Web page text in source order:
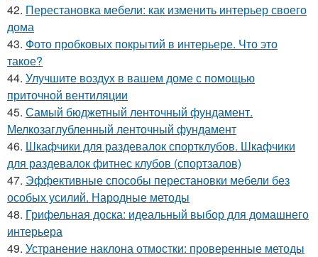
42. Перестановка мебели: как изменить интерьер своего
дома
43. Фото пробковых покрытий в интерьере. Что это
такое?
44. Улучшите воздух в вашем доме с помощью
приточной вентиляции
45. Самый бюджетный ленточный фундамент.
Мелкозаглубленный ленточный фундамент
46. Шкафчики для раздевалок спортклубов. Шкафчики
для раздевалок фитнес клубов (спортзалов)
47. Эффективные способы перестановки мебели без
особых усилий. Народные методы
48. Грифельная доска: идеальный выбор для домашнего
интерьера
49. Устранение наклона отмостки: проверенные методы